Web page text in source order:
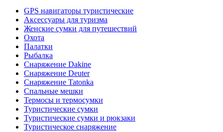
GPS навигаторы туристические
Аксессуары для туризма
Женские сумки для путешествий
Охота
Палатки
Рыбалка
Снаряжение Dakine
Снаряжение Deuter
Снаряжение Tatonka
Спальные мешки
Термосы и термосумки
Туристические сумки
Туристические сумки и рюкзаки
Туристическое снаряжение